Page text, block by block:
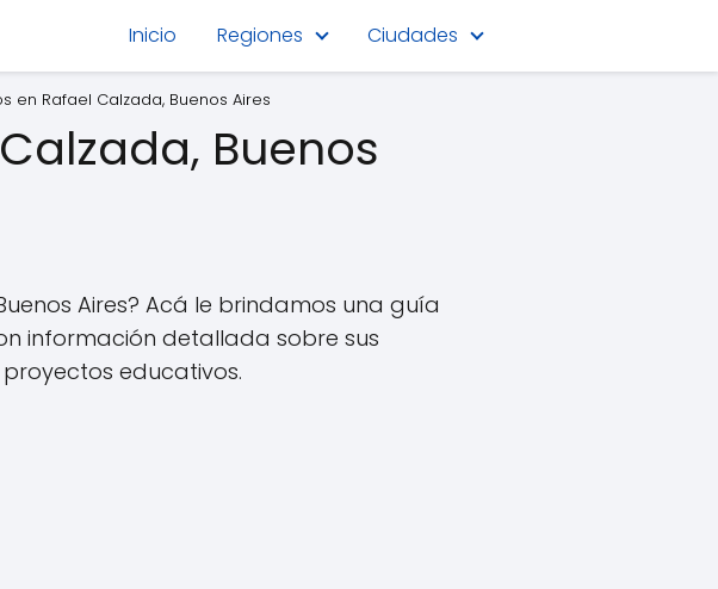
Inicio Regiones Ciudades
en Rafael Calzada, Buenos Aires
Buenos
Aires? Acá le brindamos una guía
información detallada sobre sus
educativos.